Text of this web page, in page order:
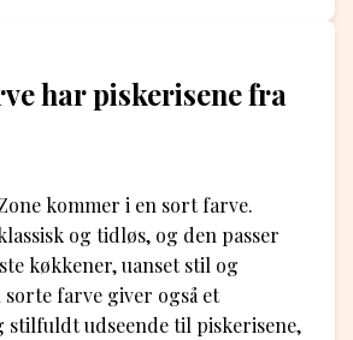
har piskerisene fra
kommer i en sort farve.
og tidløs, og den passer
køkkener, uanset stil og
farve giver også et
stilfuldt udseende til piskerisene,